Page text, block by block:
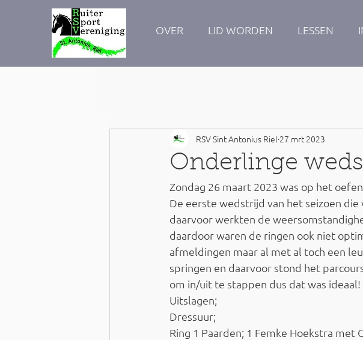
OVER LID WORDEN LESSEN
Onderlinge
RSV Sint Antonius Riel 27 mrt 2023
Zondag 26 maart 2023 was op het
De eerste wedstrijd van het seizoen
daarvoor werkten de
daardoor waren de ringen ook niet
afmeldingen maar al met al toch een
springen en daarvoor stond het
om in/uit te stappen dus dat was ideaal!
Uitslagen;
Dressuur;
Ring 1 Paarden; 1 Femke Hoekstra met